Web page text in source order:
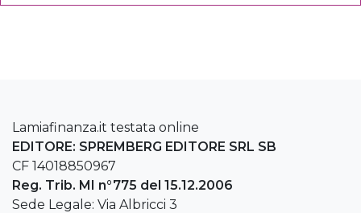
Lamiafinanza.it testata online
EDITORE: SPREMBERG EDITORE SRL SB
CF 14018850967
Reg. Trib. MI n°775 del 15.12.2006
Sede Legale: Via Albricci 3